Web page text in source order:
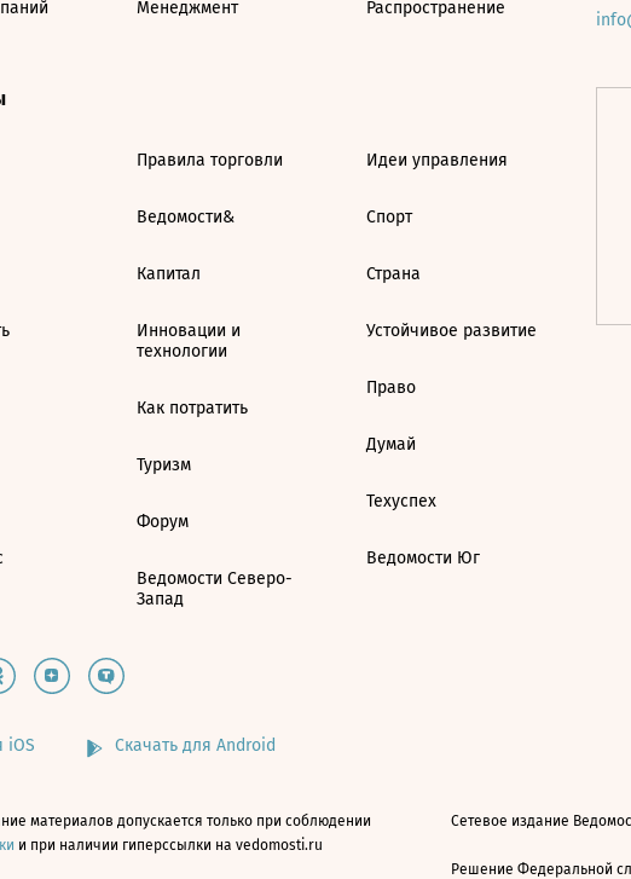
Менеджмент Распространение
Правила торговли
Ведомости&
Капитал
Инновации и
технологии
Как потратить
Туризм
Форум
Ведомости Северо-
Запад
Идеи управления
Спорт
Страна
Устойчивое развитие
Право
Думай
Техуспех
Ведомости Юг
iOS Скачать для Android
материалов допускается только при соблюдении
и при наличии гиперссылки на vedomosti.ru
Сетевое издание
Решение Федеральной